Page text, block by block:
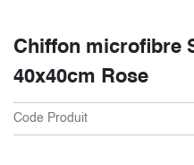
Chiffon microfibre
40x40cm Rose
Code Produit